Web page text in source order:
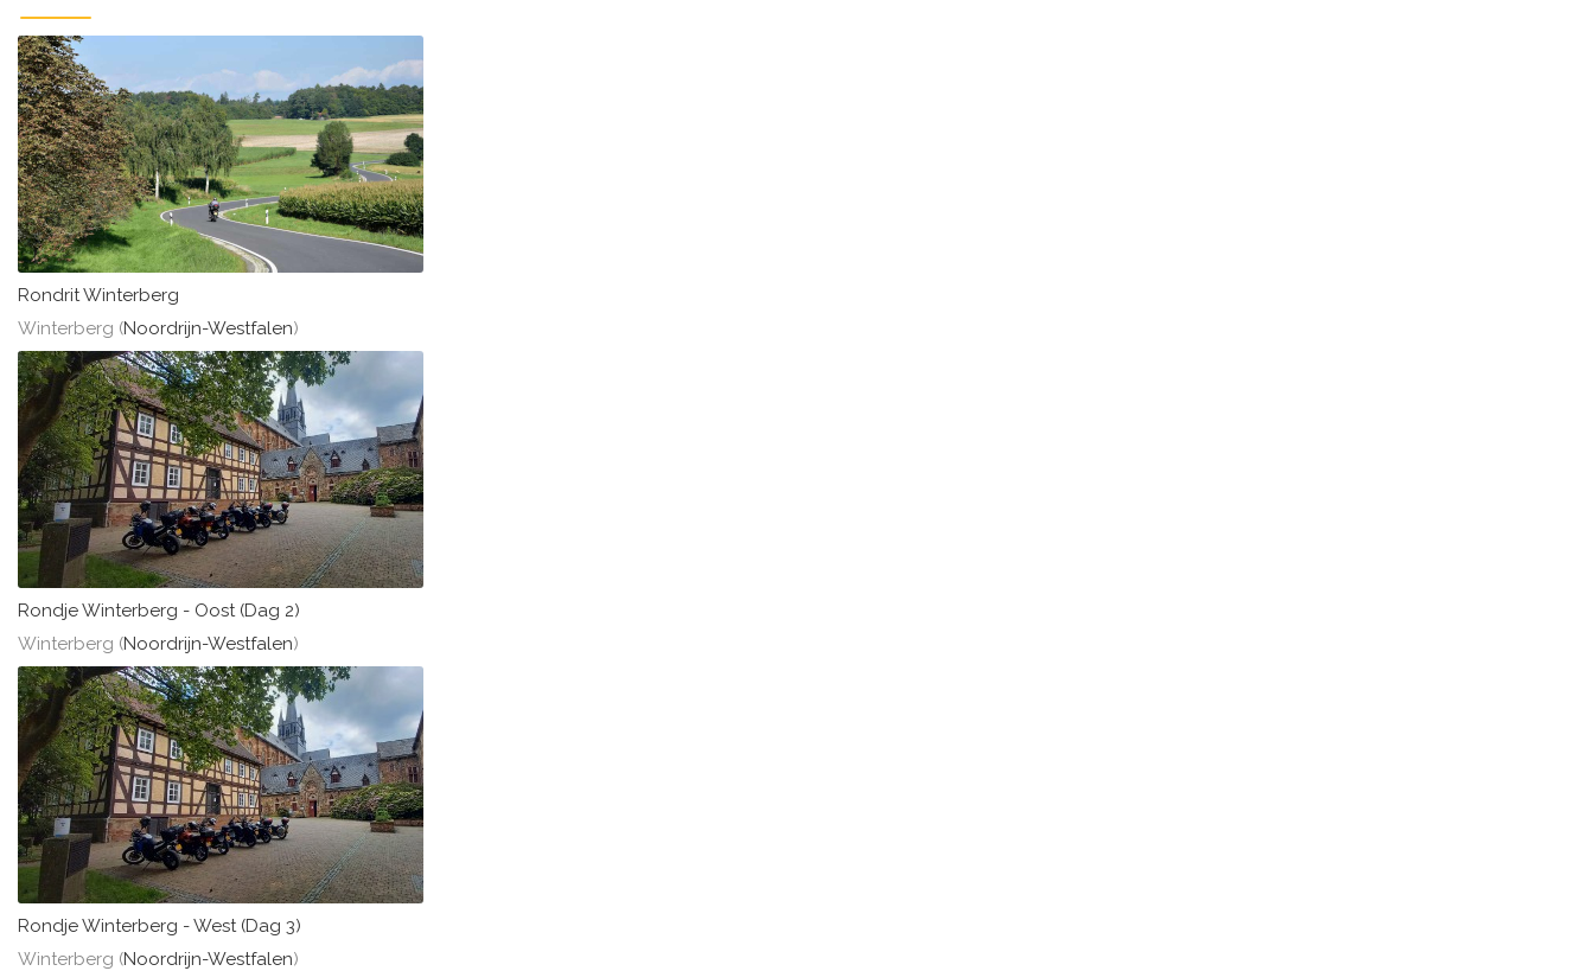
Rondrit Winterberg
Winterberg (Noordrijn-Westfalen)
Rondje Winterberg - Oost (Dag 2)
Winterberg (Noordrijn-Westfalen)
Rondje Winterberg - West (Dag 3)
Winterberg (Noordrijn-Westfalen)